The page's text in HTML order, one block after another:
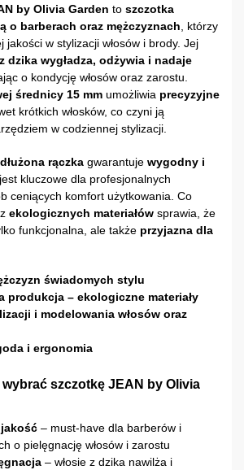
by Olivia Garden to szczotka
o barberach oraz mężczyznach , którzy
jakości w stylizacji włosów i brody. Jej
dzika wygładza, odżywia i nadaje
o kondycję włosów oraz zarostu.
średnicy 15 mm umożliwia precyzyjne
krótkich włosków, co czyni ją
w codziennej stylizacji.
rączka gwarantuje wygodny i
jest kluczowe dla profesjonalnych
ceniących komfort użytkowania. Co
ekologicznych materiałów sprawia, że
funkcjonalna, ale także przyjazna dla
świadomych stylu
produkcja – ekologiczne materiały
i modelowania włosów oraz
i ergonomia
szczotkę JEAN by Olivia
– must-have dla barberów i
o pielęgnację włosów i zarostu
– włosie z dzika nawilża i